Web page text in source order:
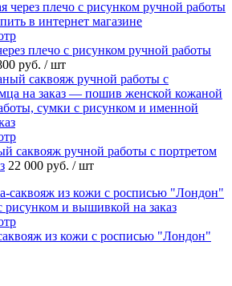
плечо с рисунком ручной работы
руб. / шт
саквояж ручной работы с портретом
22 000 руб. / шт
из кожи с росписью "Лондон"